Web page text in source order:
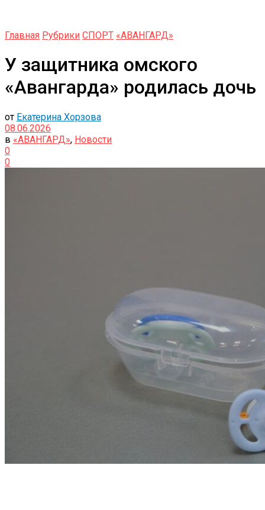
Главная Рубрики СПОРТ «АВАНГАРД»
У защитника омского
«Авангарда» родилась дочь
от Екатерина Хорзова
08.06.2026
в «АВАНГАРД», Новости
0
0